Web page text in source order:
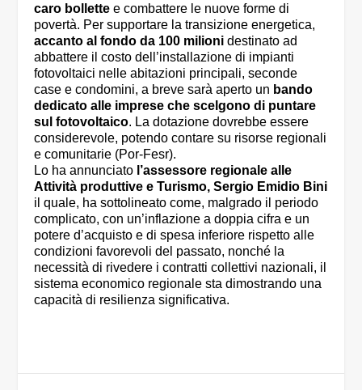
caro bollette e combattere le nuove forme di
povertà. Per supportare la transizione energetica,
accanto al fondo da 100 milioni destinato ad
abbattere il costo dell’installazione di impianti
fotovoltaici nelle abitazioni principali, seconde
case e condomini, a breve sarà aperto un bando
dedicato alle imprese che scelgono di puntare
sul fotovoltaico. La dotazione dovrebbe essere
considerevole, potendo contare su risorse regionali
e comunitarie (Por-Fesr).
Lo ha annunciato l’assessore regionale alle
Attività produttive e Turismo, Sergio Emidio Bini
il quale, ha sottolineato come, malgrado il periodo
complicato, con un’inflazione a doppia cifra e un
potere d’acquisto e di spesa inferiore rispetto alle
condizioni favorevoli del passato, nonché la
necessità di rivedere i contratti collettivi nazionali, il
sistema economico regionale sta dimostrando una
capacità di resilienza significativa.